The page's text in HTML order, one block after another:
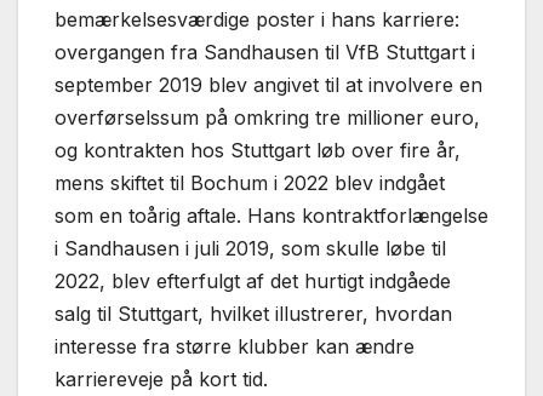
bemærkelsesværdige poster i hans karriere:
overgangen fra Sandhausen til VfB Stuttgart i
september 2019 blev angivet til at involvere en
overførselssum på omkring tre millioner euro,
og kontrakten hos Stuttgart løb over fire år,
mens skiftet til Bochum i 2022 blev indgået
som en toårig aftale. Hans kontraktforlængelse
i Sandhausen i juli 2019, som skulle løbe til
2022, blev efterfulgt af det hurtigt indgåede
salg til Stuttgart, hvilket illustrerer, hvordan
interesse fra større klubber kan ændre
karriereveje på kort tid.